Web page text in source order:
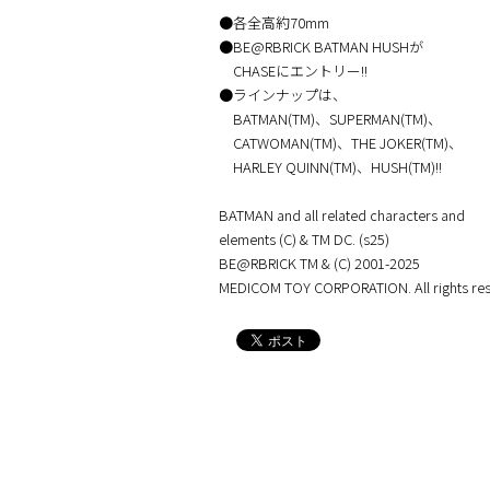
●各全高約70mm
●BE@RBRICK BATMAN HUSHが
CHASEにエントリー!!
●ラインナップは、
BATMAN(TM)、SUPERMAN(TM)、
CATWOMAN(TM)、THE JOKER(TM)、
HARLEY QUINN(TM)、HUSH(TM)!!
BATMAN and all related characters and
elements (C) & TM DC. (s25)
BE@RBRICK TM & (C) 2001-2025
MEDICOM TOY CORPORATION. All rights